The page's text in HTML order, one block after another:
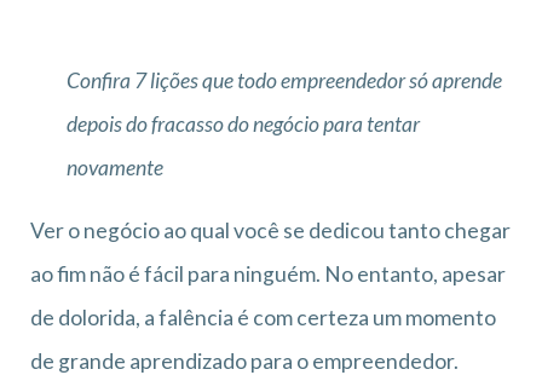
Confira 7 lições que todo empreendedor só aprende
depois do fracasso do negócio para tentar
novamente
Ver o negócio ao qual você se dedicou tanto chegar
ao fim não é fácil para ninguém. No entanto, apesar
de dolorida, a falência é com certeza um momento
de grande aprendizado para o empreendedor.